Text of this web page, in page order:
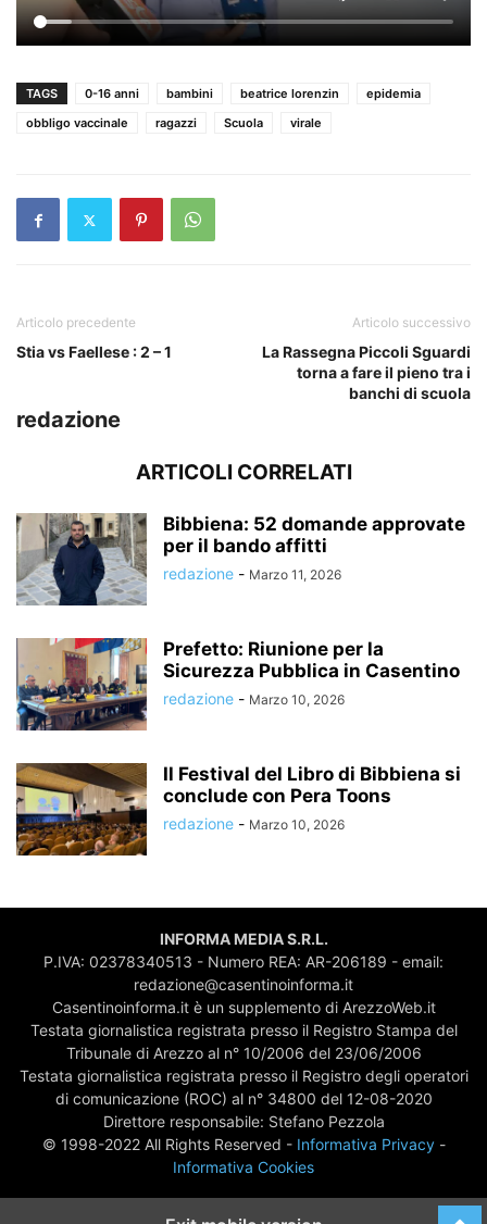
TAGS 0-16 anni bambini beatrice lorenzin
epidemia
obbligo vaccinale
ragazzi Scuola virale
Articolo precedente
Stia vs Faellese : 2 – 1
Articolo successivo
La Rassegna Piccoli Sguardi
torna a fare il pieno tra i
banchi di scuola
redazione
ARTICOLI CORRELATI
Bibbiena: 52 domande approvate
per il bando affitti
redazione - Marzo 11, 2026
Prefetto: Riunione per la
Sicurezza Pubblica in Casentino
redazione - Marzo 10, 2026
Il Festival del Libro di Bibbiena si
conclude con Pera Toons
redazione - Marzo 10, 2026
INFORMA MEDIA S.R.L.
P.IVA: 02378340513 - Numero REA: AR-206189 - email:
redazione@casentinoinforma.it
Casentinoinforma.it è un supplemento di ArezzoWeb.it
Testata giornalistica registrata presso il Registro Stampa del
Tribunale di Arezzo al n° 10/2006 del 23/06/2006
Testata giornalistica registrata presso il Registro degli operatori
di comunicazione (ROC) al n° 34800 del 12-08-2020
Direttore responsabile: Stefano Pezzola
© 1998-2022 All Rights Reserved - Informativa Privacy-
Informativa Cookies